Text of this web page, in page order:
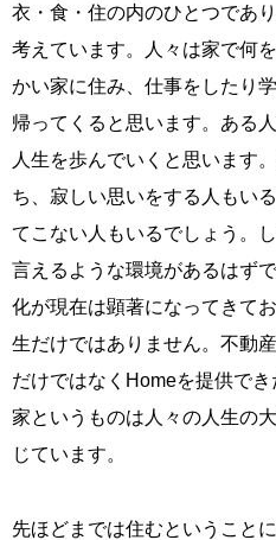
衣・食・住の内のひとつであ
考えています。人々は家で何
かい家に住み、仕事をしたり
帰ってくると思います。ある
人生を歩んでいくと思います
ち、寂しい思いをする人もい
てこない人もいるでしょう。
言えるような環境があるはず
化が現在は顕著になってきて
生だけではありません。不動
だけではなくHomeを提供で
家というものは人々の人生の
じています。
先ほどまでは住むということ